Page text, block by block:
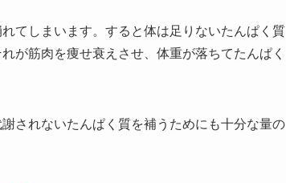
てしまいます。すると体は足りないたんぱく質
が筋肉を痩せ衰えさせ、体重が落ちてたんぱく
されないたんぱく質を補うためにも十分な量の